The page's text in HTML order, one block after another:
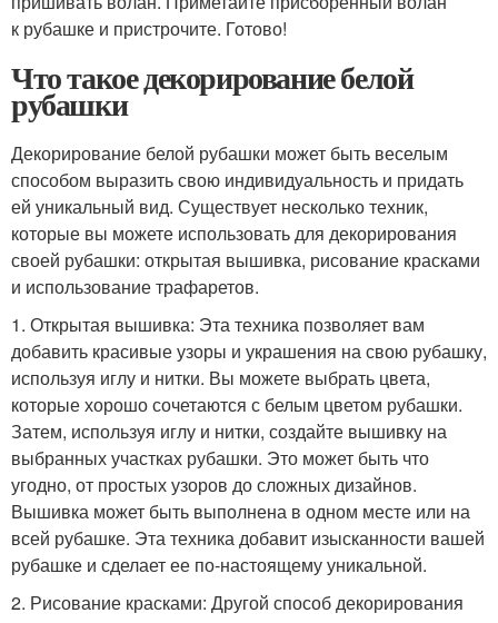
к рубашке и пристрочите. Готово!
Что такое декорирование белой
рубашки
Декорирование белой рубашки может быть веселым
способом выразить свою индивидуальность и придать
ей уникальный вид. Существует несколько техник,
которые вы можете использовать для декорирования
своей рубашки: открытая вышивка, рисование красками
и использование трафаретов.
1. Открытая вышивка: Эта техника позволяет вам
добавить красивые узоры и украшения на свою рубашку,
используя иглу и нитки. Вы можете выбрать цвета,
которые хорошо сочетаются с белым цветом рубашки.
Затем, используя иглу и нитки, создайте вышивку на
выбранных участках рубашки. Это может быть что
угодно, от простых узоров до сложных дизайнов.
Вышивка может быть выполнена в одном месте или на
всей рубашке. Эта техника добавит изысканности вашей
рубашке и сделает ее по-настоящему уникальной.
2. Рисование красками: Другой способ декорирования